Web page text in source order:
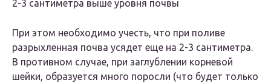
2-3 сантиметра выше уровня почвы
При этом необходимо учесть, что при поливе
разрыхленная почва усядет еще на 2-3 сантиметра.
В противном случае, при заглублении корневой
шейки, образуется много поросли (что будет только